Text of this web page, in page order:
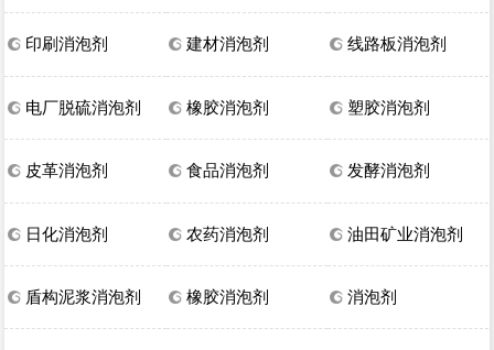
印刷消泡剂 建材消泡剂 线路板消泡剂
电厂脱硫消泡剂 橡胶消泡剂 塑胶消泡剂
皮革消泡剂 食品消泡剂 发酵消泡剂
日化消泡剂 农药消泡剂 油田矿业消泡剂
盾构泥浆消泡剂 橡胶消泡剂 消泡剂